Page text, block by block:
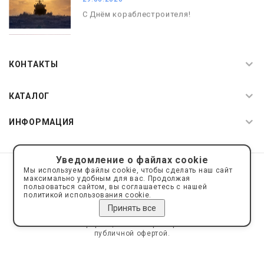
С Днём кораблестроителя!
КОНТАКТЫ
КАТАЛОГ
ИНФОРМАЦИЯ
© 2019—2026 Интернет пространство АкваРос
sale@a-ros.ru
Политика конфиденциальности
Политика обработки персональных данных
Сайт носит информационный характер и не является
публичной офертой.
Уведомление о файлах cookie
Мы используем файлы cookie, чтобы сделать наш сайт
максимально удобным для вас. Продолжая
пользоваться сайтом, вы соглашаетесь с нашей
политикой использования cookie.
Принять все